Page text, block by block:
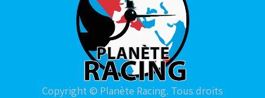
Copyright © Planète Racing. Tous droits